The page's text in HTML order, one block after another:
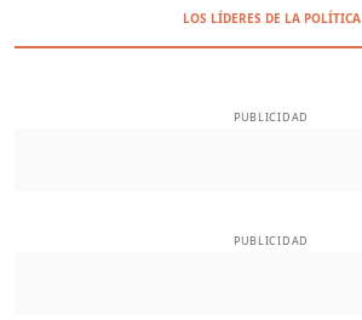
LOS LÍDERES DE LA POLÍTICA
PUBLICIDAD
PUBLICIDAD